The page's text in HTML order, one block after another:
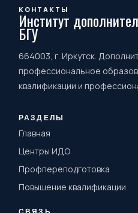
КОНТАКТЫ
Институт
БГУ
664003, г. Иркутск.
профессиональное
квалификации и
РАЗДЕЛЫ
Главная
Центры ИДО
Профпереподготовка
Повышение квалификации